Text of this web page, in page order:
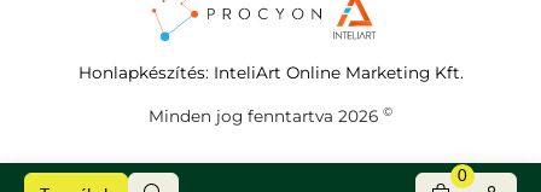
0
Honlapkészítés: InteliArt Online Marketing Kft.
Minden jog fenntartva 2026 ©